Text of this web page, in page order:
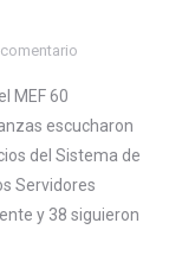
MEF 60
escucharon
del Sistema de
Servidores
y 38 siguieron